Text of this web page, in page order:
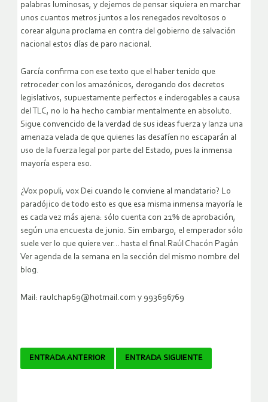
palabras luminosas, y dejemos de pensar siquiera en marchar
unos cuantos metros juntos a los renegados revoltosos o
corear alguna proclama en contra del gobierno de salvación
nacional estos días de paro nacional.
García confirma con ese texto que el haber tenido que
retroceder con los amazónicos, derogando dos decretos
legislativos, supuestamente perfectos e inderogables a causa
del TLC, no lo ha hecho cambiar mentalmente en absoluto.
Sigue convencido de la verdad de sus ideas fuerza y lanza una
amenaza velada de que quienes las desafíen no escaparán al
uso de la fuerza legal por parte del Estado, pues la inmensa
mayoría espera eso.
¿Vox populi, vox Dei cuando le conviene al mandatario? Lo
paradójico de todo esto es que esa misma inmensa mayoría le
es cada vez más ajena: sólo cuenta con 21% de aprobación,
según una encuesta de junio. Sin embargo, el emperador sólo
suele ver lo que quiere ver…hasta el final.Raúl Chacón Pagán
Ver agenda de la semana en la sección del mismo nombre del
blog.
Mail: raulchap69@hotmail.com y 993696769
Navegador
ENTRADA ANTERIOR ENTRADA SIGUIENTE